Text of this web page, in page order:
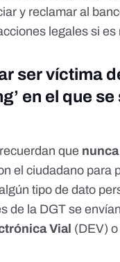
y reclamar al
legales si es
ser víctima
en el que
recuerdan que
el ciudadano para
tipo de dato
de la DGT se envían
Vial (DEV)